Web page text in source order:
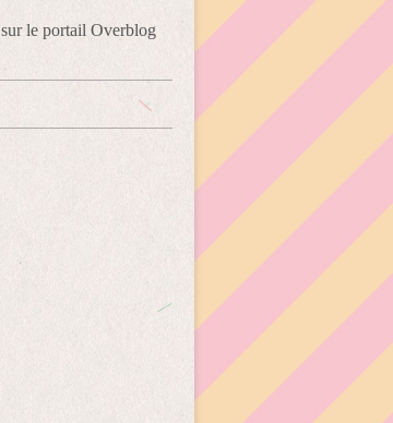
sur le portail Overblog